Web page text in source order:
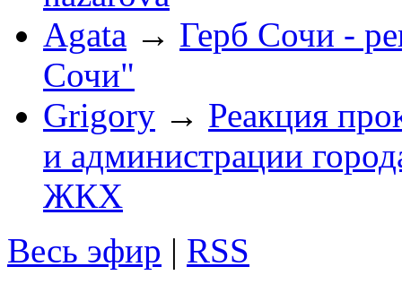
Agata → Герб Сочи -
Сочи"
Grigory → Реакция
и администрации
ЖКХ
Весь эфир | RSS